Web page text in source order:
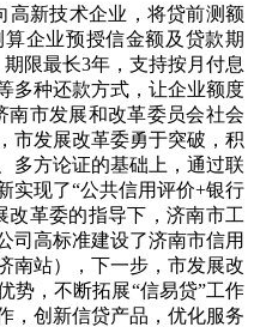
高新技术企业，将贷前测额
企业预授信金额及贷款期
限最长3年，支持按月付息
多种还款方式，让企业额度
南市发展和改革委员会社会
市发展改革委勇于突破，积
多方论证的基础上，通过联
实现了“公共信用评价+银行
改革委的指导下，济南市工
司高标准建设了济南市信用
南站），下一步，市发展改
势，不断拓展“信易贷”工作
，创新信贷产品，优化服务